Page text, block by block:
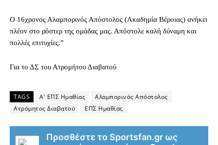
Ο 16χρονος Αλαμπορινός Απόστολος (Ακαδημία Βέροιας) ανήκει
πλέον στο ρόστερ της ομάδας μας. Απόστολε καλή δύναμη και
πολλές επιτυχίες.”
Για το ΔΣ του Ατρομήτου Διαβατού
TAGS Α' ΕΠΣ Ημαθίας
Αλαμπορινός Απόστολος
Ατρόμητος Διαβατού
ΕΠΣ Ημαθίας
Προσθέστε το Sportsfan.gr ως